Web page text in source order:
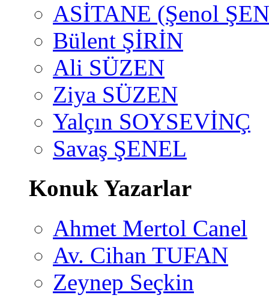
ASİTANE (Şenol
Bülent ŞİRİN
Ali SÜZEN
Ziya SÜZEN
Yalçın SOYSEVİNÇ
Savaş ŞENEL
Konuk Yazarlar
Ahmet Mertol Canel
Av. Cihan TUFAN
Zeynep Seçkin